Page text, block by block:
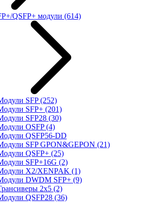
QSFP+ модули (614)
SFP(252)
SFP+ (201)
SFP28 (30)
OSFP(4)
QSFP56-DD
SFP GPON&GEPON (21)
QSFP+ (25)
SFP+16G (2)
X2/XENPAK (1)
DWDM SFP+ (9)
2x5 (2)
QSFP28 (36)